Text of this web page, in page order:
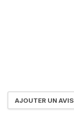
AJOUTER UN AVIS